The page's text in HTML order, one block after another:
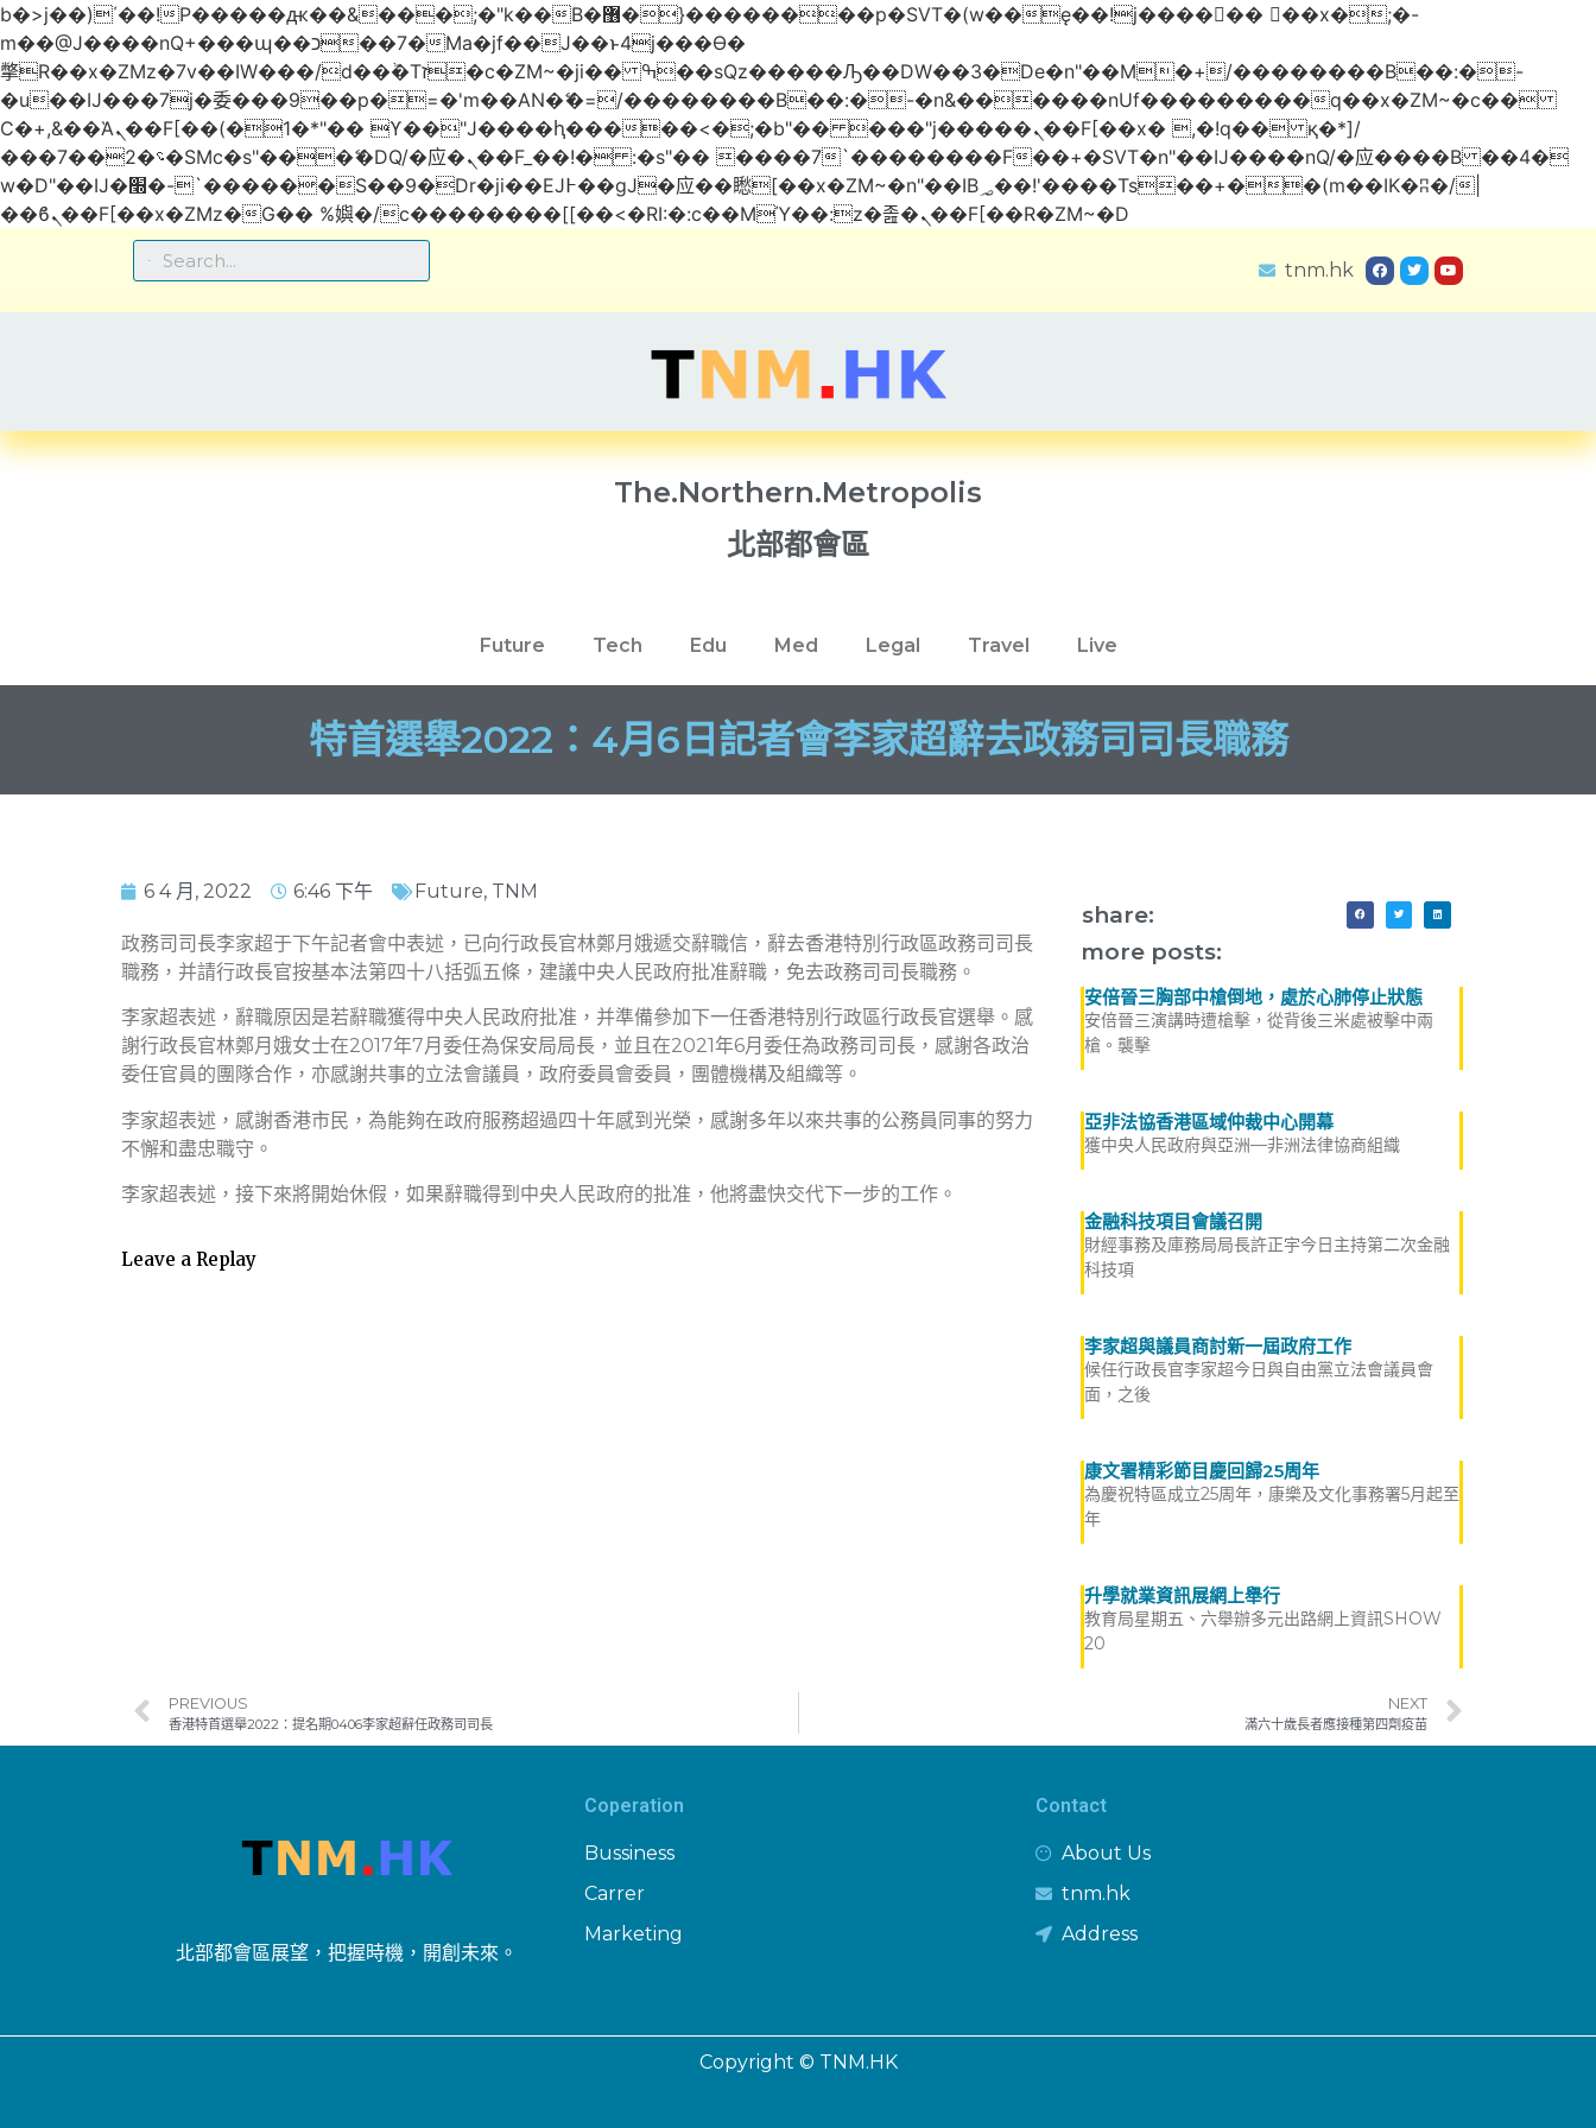
b�>j��)΄��!P�����ԫ��&���;�"k��B�޶�}��������p�SVT�(w��ę��!j������ ��x�;�-
m��@J����nQ+���պ��כ��7�Ma�jf��J��ͱ4j���Ѳ�
撆R��x�ZMz�7v��IW���/d��ٞ�Тז�c�ZM~�ji�� ߒ��sQz�����Ԡ��DW��3�De�n"��M�+/��������B��:�-
�u��IJ���7j�委���9��p�=�'m��AN�ޭ�=/��������B��:�-�n&������nUf���������q��x�ZM~�c��
Ϲ�+,&��Ὰܢ��F[��(�1�*"�� ϒ��"J����ԧ�����<�;�b"�� ���"j�����ܢ��F[��x� ,�!q�� қ�*]/
���؝�2��7�SMc�s"���ޭ�DQ/�应�ܢ��F_��!� :�s"�� ����7`��������F��+�SVT�n"��IJ����nQ/�应����B ��4�
w�D"��IJ�׭�-`������S��9�Dr�ji��EJ߅��gJ�应��矁[��x�ZM~�n"��IB؃��!'����Тѕ��+��(m��IK�ʭ�/|
��ϐܢ��F[��x�ZMz�G�� %嬩�/c��������[[��<�RI:�:c��MΎ��:z�졾�ܢ��F[��R�ZM~�D
tnm.hk
The.Northern.Metropolis
北部都會區
Future Tech Edu Med Legal Travel Live
特首選舉2022：4月6日記者會李家超辭去政務司司長職務
6 4 月, 2022 6:46 下午 Future, TNM
政務司司長李家超于下午記者會中表述，已向行政長官林鄭月娥遞交辭職信，辭去香港特別行政區政務司司長
職務，并請行政長官按基本法第四十八括弧五條，建議中央人民政府批准辭職，免去政務司司長職務。
李家超表述，辭職原因是若辭職獲得中央人民政府批准，并準備參加下一任香港特別行政區行政長官選舉。感
謝行政長官林鄭月娥女士在2017年7月委任為保安局局長，並且在2021年6月委任為政務司司長，感謝各政治
委任官員的團隊合作，亦感謝共事的立法會議員，政府委員會委員，團體機構及組織等。
李家超表述，感謝香港市民，為能夠在政府服務超過四十年感到光榮，感謝多年以來共事的公務員同事的努力
不懈和盡忠職守。
李家超表述，接下來將開始休假，如果辭職得到中央人民政府的批准，他將盡快交代下一步的工作。
Leave a Replay
share:
more posts:
安倍晉三胸部中槍倒地，處於心肺停止狀態
安倍晉三演講時遭槍擊，從背後三米處被擊中兩
槍。襲擊
亞非法協香港區域仲裁中心開幕
獲中央人民政府與亞洲—非洲法律協商組織
金融科技項目會議召開
財經事務及庫務局局長許正宇今日主持第二次金融
科技項
李家超與議員商討新一屆政府工作
候任行政長官李家超今日與自由黨立法會議員會
面，之後
康文署精彩節目慶回歸25周年
為慶祝特區成立25周年，康樂及文化事務署5月起至
年
升學就業資訊展網上舉行
教育局星期五、六舉辦多元出路網上資訊SHOW
20
PREVIOUS
香港特首選舉2022：提名期0406李家超辭任政務司司長
NEXT
滿六十歲長者應接種第四劑疫苗
北部都會區展望，把握時機，開創未來。
Coperation
Bussiness
Carrer
Marketing
Contact
About Us
tnm.hk
Address
Copyright © TNM.HK